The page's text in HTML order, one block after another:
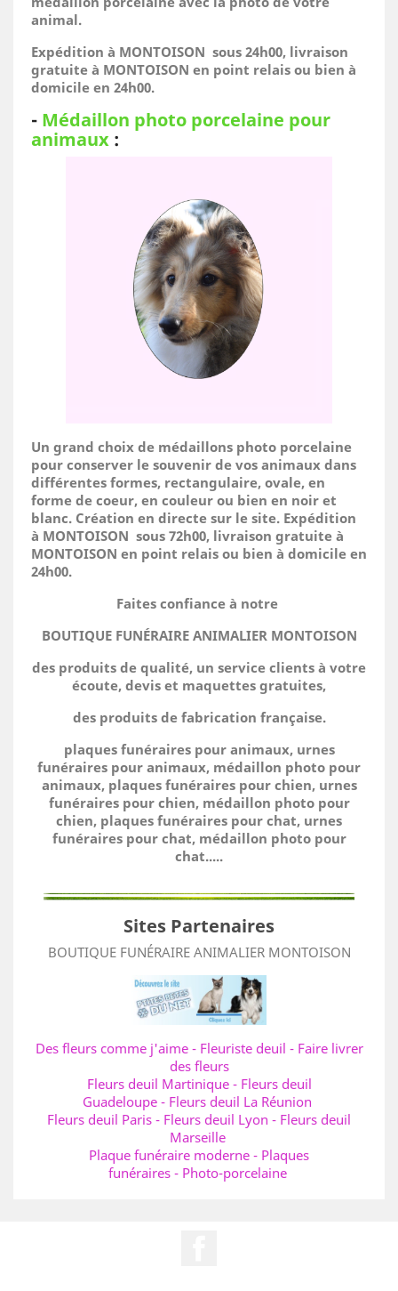
animal.
Expédition à MONTOISON sous 24h00, livraison
gratuite à MONTOISON en point relais ou bien à
domicile en 24h00.
- Médaillon photo porcelaine pour
animaux :
Un grand choix de médaillons photo porcelaine
pour conserver le souvenir de vos animaux dans
différentes formes, rectangulaire, ovale, en
forme de coeur, en couleur ou bien en noir et
blanc. Création en directe sur le site. Expédition
à MONTOISON sous 72h00, livraison gratuite à
MONTOISON en point relais ou bien à domicile en
24h00.
Faites confiance à notre
BOUTIQUE FUNÉRAIRE ANIMALIER MONTOISON
des produits de qualité, un service clients à votre
écoute, devis et maquettes gratuites,
des produits de fabrication française.
plaques funéraires pour animaux, urnes
funéraires pour animaux, médaillon photo pour
animaux, plaques funéraires pour chien, urnes
funéraires pour chien, médaillon photo pour
chien, plaques funéraires pour chat, urnes
funéraires pour chat, médaillon photo pour
chat.....
Sites Partenaires
BOUTIQUE FUNÉRAIRE ANIMALIER MONTOISON
Des fleurs comme j'aime- Fleuriste deuil - Faire livrer
des fleurs
Fleurs deuil Martinique- Fleurs deuil
Guadeloupe - Fleurs deuil La Réunion
Fleurs deuil Paris - Fleurs deuil Lyon - Fleurs deuil
Marseille
Plaque funéraire moderne - Plaques
funéraires- Photo-porcelaine